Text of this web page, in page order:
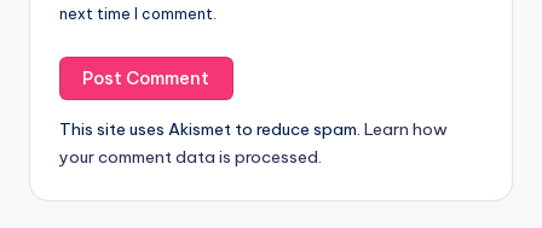
next time I comment.
This site uses Akismet to reduce spam. Learn how
your comment data is processed.